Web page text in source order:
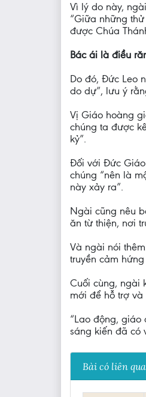
Vì lý do này,
“Giữa những
được Chúa
Bác ái là điều
Do đó, Đức Leo
do dự”, lưu ý
Vị Giáo hoàng
chúng ta được
kỷ”.
Đối với Đức
chúng “nên là
này xảy ra”.
Ngài cũng nêu
ăn từ thiện, nơi
Và ngài nói
truyền cảm
Cuối cùng, ngài
mới để hỗ trợ
“Lao động,
sáng kiến đã có
Bài có liên